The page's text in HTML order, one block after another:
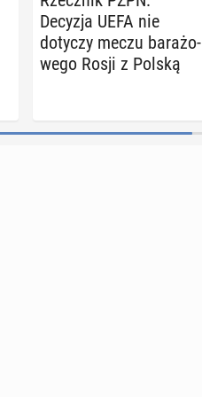
Decyzja UEFA nie
dotyczy meczu ba­ra­żo­
we­go Rosji z Polską